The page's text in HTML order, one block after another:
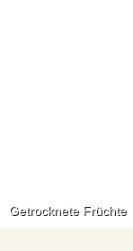
Getrocknete Früchte